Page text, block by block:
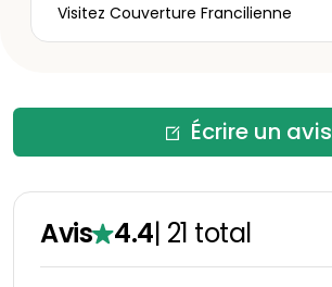
Visitez Couverture Francilienne
Écrire un avis
Avis 4.4| 21 total